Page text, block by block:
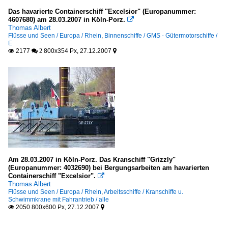
Das havarierte Containerschiff "Excelsior" (Europanummer:
4607680) am 28.03.2007 in Köln-Porz. 
Thomas Albert
Flüsse und Seen / Europa / Rhein, Binnenschiffe / GMS - Gütermotorschiffe /
E
 2177  2 800x354 Px, 27.12.2007 
Am 28.03.2007 in Köln-Porz. Das Kranschiff "Grizzly"
(Europanummer: 4032690) bei Bergungsarbeiten am havarierten
Containerschiff "Excelsior". 
Thomas Albert
Flüsse und Seen / Europa / Rhein,Arbeitsschiffe / Kranschiffe u.
Schwimmkrane mit Fahrantrieb / alle
 2050 800x600 Px, 27.12.2007 